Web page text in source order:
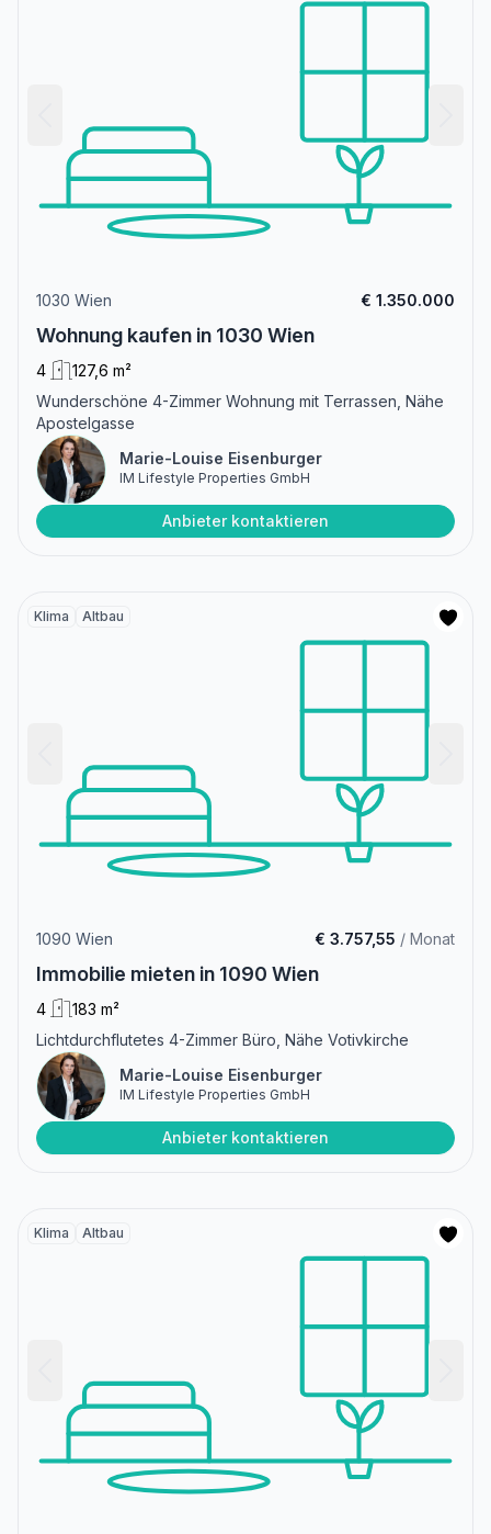
1030 Wien € 1.350.000
Wohnung kaufen in 1030 Wien
4
127,6 m²
Wunderschöne 4-Zimmer Wohnung mit Terrassen, Nähe
Apostelgasse
Marie-Louise Eisenburger
IM Lifestyle Properties GmbH
Anbieter kontaktieren
Klima Altbau
1090 Wien € 3.757,55 / Monat
Immobilie mieten in 1090 Wien
4
183 m²
Lichtdurchflutetes 4-Zimmer Büro, Nähe Votivkirche
Marie-Louise Eisenburger
IM Lifestyle Properties GmbH
Anbieter kontaktieren
Klima Altbau